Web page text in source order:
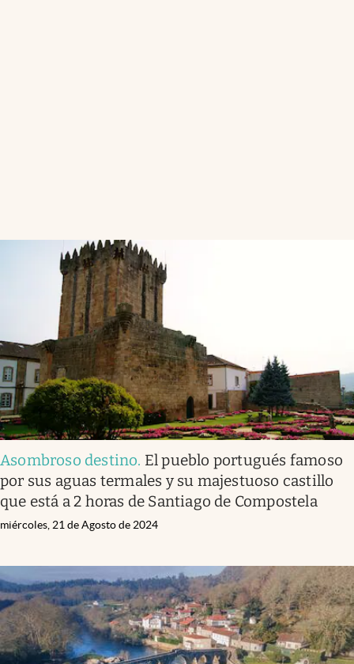
Asombroso destino. El pueblo portugués famoso
por sus aguas termales y su majestuoso castillo
que está a 2 horas de Santiago de Compostela
miércoles, 21 de Agosto de 2024